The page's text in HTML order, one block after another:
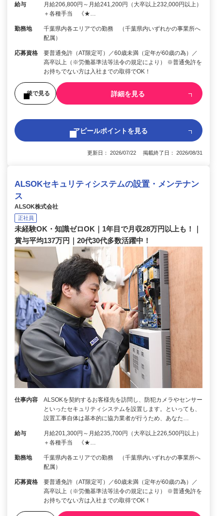
給与
月給206,800円～月給241,200円（大卒以上232,000円以上）
＋各種手当 《★…
勤務地
千葉県内各エリアでの勤務 （千葉県内いずれかの事業所へ
配属）
応募資格
要普通免許（AT限定可）／60歳未満（定年が60歳の為）／
高卒以上（※労働基準法等法令の規定により） ※普通免許を
お持ちでない方は入社までの取得でOK！
後で見る 詳細を見る
アピールポイントを見る
更新日： 2026/07/22 掲載終了日： 2026/08/31
ALSOKセキュリティシステムの設置・メンテナン
ス
ALSOK株式会社
正社員
未経験OK・知識ゼロOK｜1年目で月収28万円以上も！｜
賞与平均137万円｜20代30代多数活躍中！
仕事内容
ALSOKを契約するお客様先を訪問し、防犯カメラやセンサー
といったセキュリティシステムを設置します。といっても、
設置工事自体は基本的に協力業者が行うため、あなた…
給与
月給201,300円～月給235,700円（大卒以上226,500円以上）
＋各種手当 《★…
勤務地
千葉県内各エリアでの勤務 （千葉県内いずれかの事業所へ
配属）
応募資格
要普通免許（AT限定可）／60歳未満（定年が60歳の為）／
高卒以上（※労働基準法等法令の規定により） ※普通免許を
お持ちでない方は入社までの取得でOK！